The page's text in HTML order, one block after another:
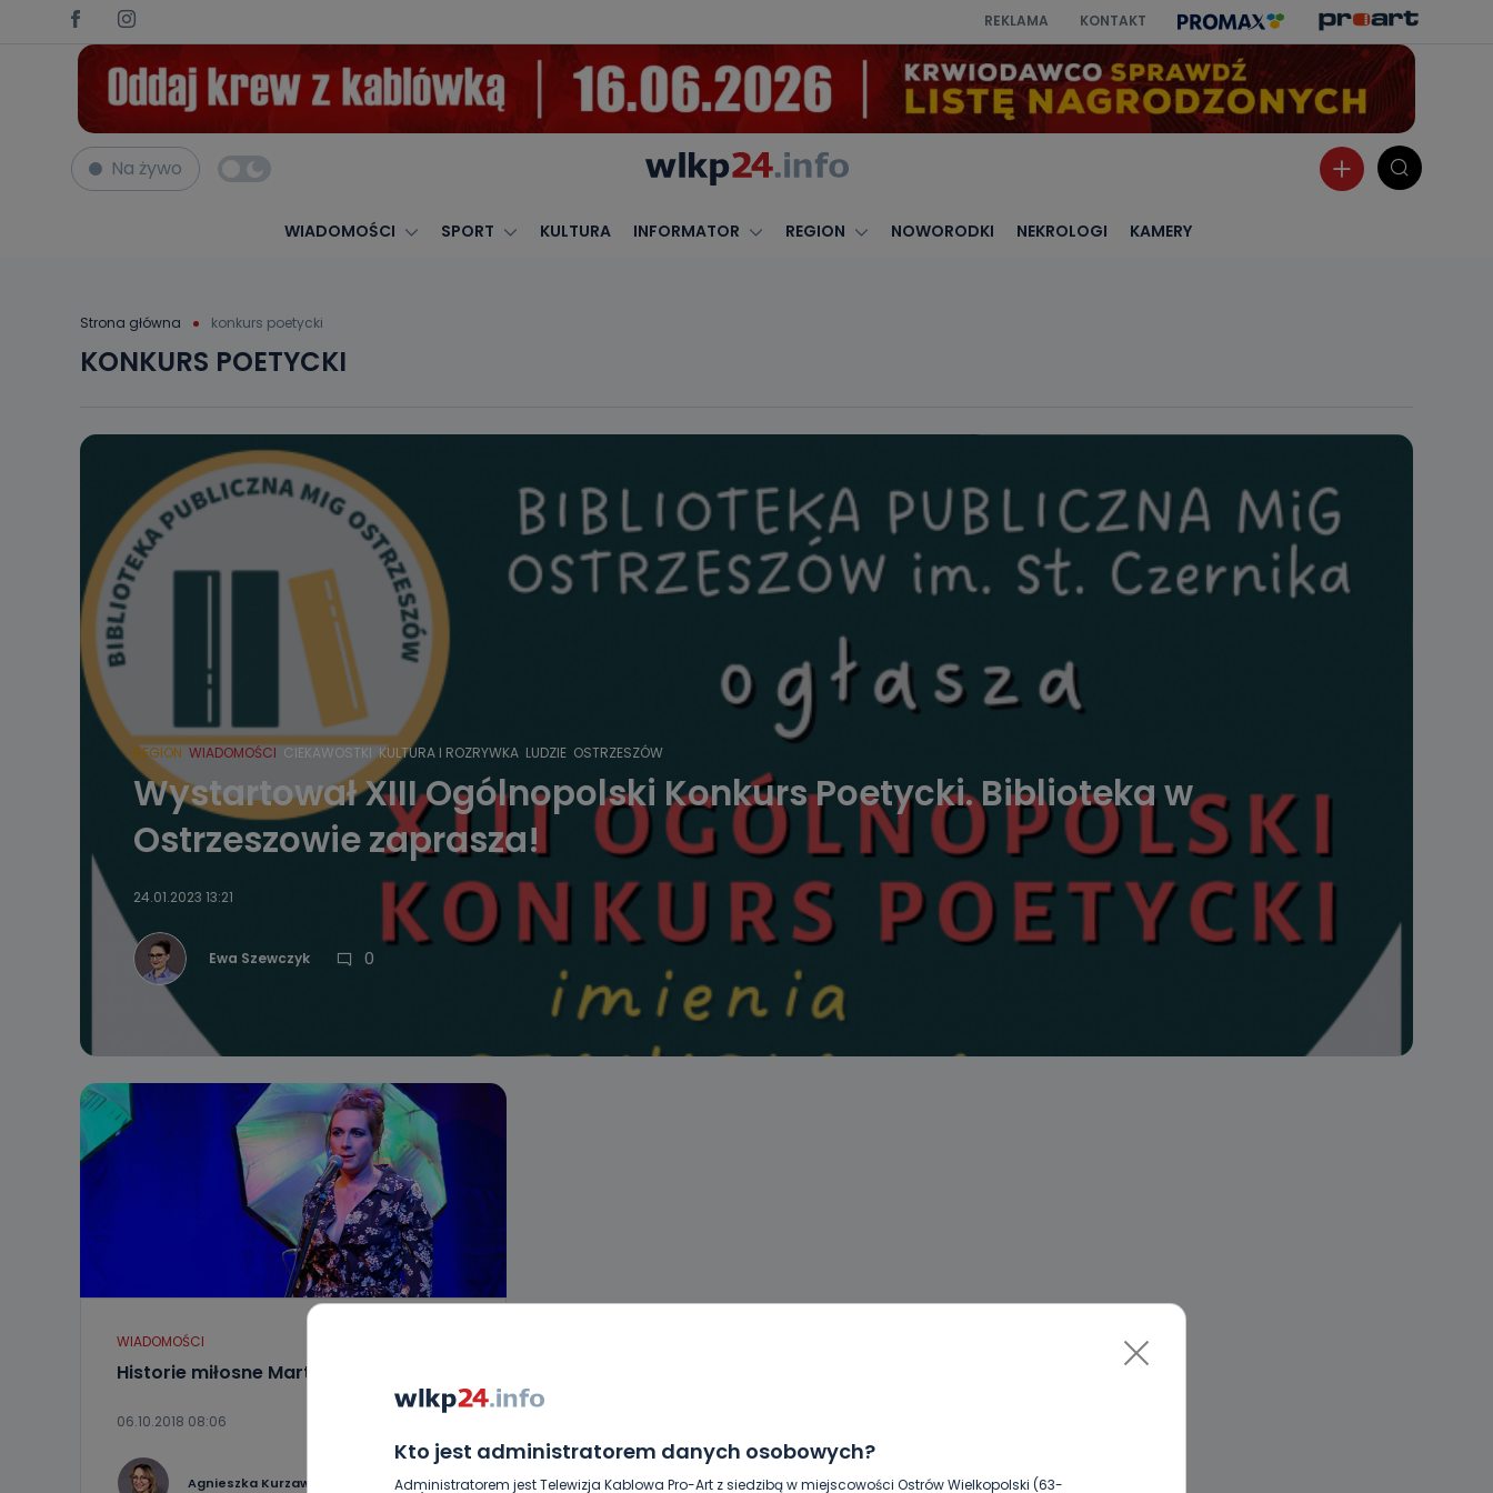
REKLAMA KONTAKT
Na żywo
WIADOMOŚCI SPORT KULTURA INFORMATOR REGION NOWORODKI NEKROLOGI KAMERY
Strona główna konkurs poetycki
Kto jest administratorem danych osobowych?
Administratorem jest Telewizja Kablowa Pro-Art z siedzibą w miejscowości Ostrów Wielkopolski (63-
KONKURS POETYCKI
REGION WIADOMOŚCI CIEKAWOSTKI KULTURA I ROZRYWKA LUDZIE OSTRZESZÓW
Wystartował XIII Ogólnopolski Konkurs Poetycki. Biblioteka w
Ostrzeszowie zaprasza!
24.01.2023 13:21
Ewa Szewczyk 0
WIADOMOŚCI
Historie miłosne Marty Honzatko
06.10.2018 08:06
Agnieszka Kurzawa 0